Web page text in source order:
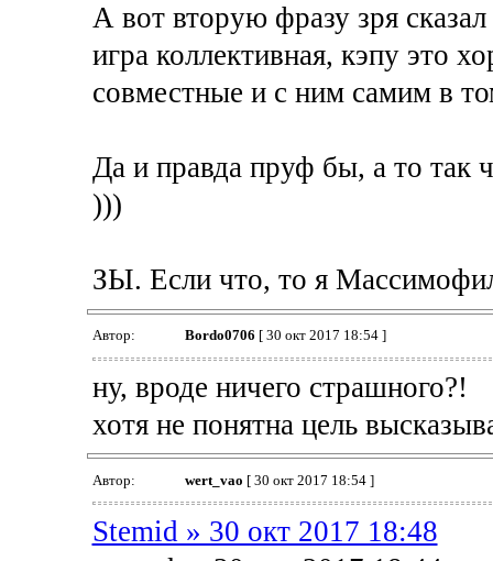
А вот вторую фразу зря
игра коллективная, кэпу это
совместные и с ним самим в
Да и правда пруф бы, а то так
)))
ЗЫ. Если что, то я
Автор: Bordo0706 [ 30 окт 2017 18:54 ]
ну, вроде ничего страшного?!
хотя не понятна цель
Автор: wert_vao [ 30 окт 2017 18:54 ]
Stemid » 30 окт 2017 18:48